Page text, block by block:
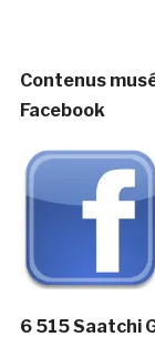
Contenus
Facebook
6 515 Saatchi